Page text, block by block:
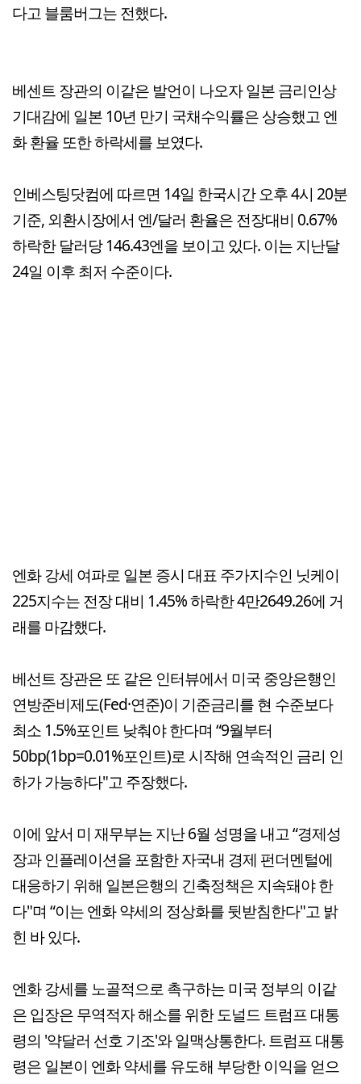
다고 블룸버그는 전했다.
베센트 장관의 이같은 발언이 나오자 일본 금리인상
기대감에 일본 10년 만기 국채수익률은 상승했고 엔
화 환율 또한 하락세를 보였다.
인베스팅닷컴에 따르면 14일 한국시간 오후 4시 20분
기준, 외환시장에서 엔/달러 환율은 전장대비 0.67%
하락한 달러당 146.43엔을 보이고 있다. 이는 지난달
24일 이후 최저 수준이다.
엔화 강세 여파로 일본 증시 대표 주가지수인 닛케이
225지수는 전장 대비 1.45% 하락한 4만2649.26에 거
래를 마감했다.
베선트 장관은 또 같은 인터뷰에서 미국 중앙은행인
연방준비제도(Fed·연준)이 기준금리를 현 수준보다
최소 1.5%포인트 낮춰야 한다며 “9월부터
50bp(1bp=0.01%포인트)로 시작해 연속적인 금리 인
하가 가능하다"고 주장했다.
이에 앞서 미 재무부는 지난 6월 성명을 내고 “경제성
장과 인플레이션을 포함한 자국내 경제 펀더멘털에
대응하기 위해 일본은행의 긴축정책은 지속돼야 한
다"며 “이는 엔화 약세의 정상화를 뒷받침한다"고 밝
힌 바 있다.
엔화 강세를 노골적으로 촉구하는 미국 정부의 이같
은 입장은 무역적자 해소를 위한 도널드 트럼프 대통
령의 '약달러 선호 기조'와 일맥상통한다. 트럼프 대통
령은 일본이 엔화 약세를 유도해 부당한 이익을 얻으